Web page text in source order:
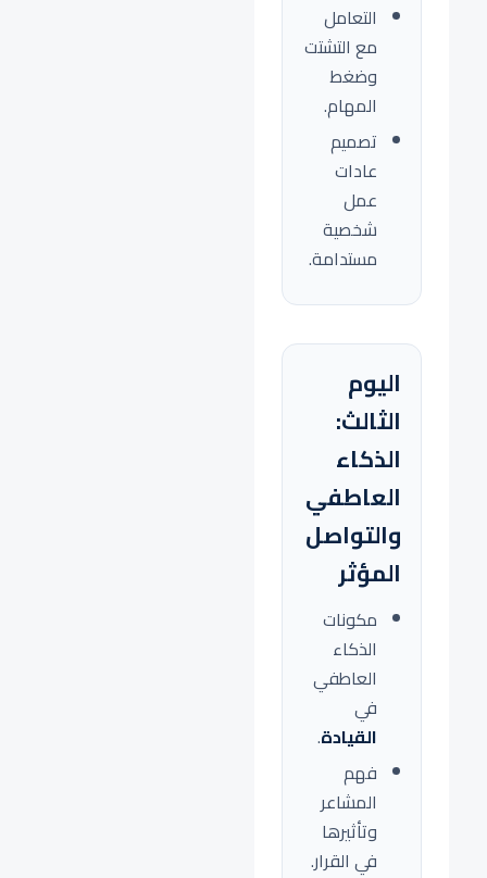
التعامل
مع التشتت
وضغط
المهام.
تصميم
عادات
عمل
شخصية
مستدامة.
اليوم
الثالث:
الذكاء
العاطفي
والتواصل
المؤثر
مكونات
الذكاء
العاطفي
في
القيادة.
فهم
المشاعر
وتأثيرها
في القرار.